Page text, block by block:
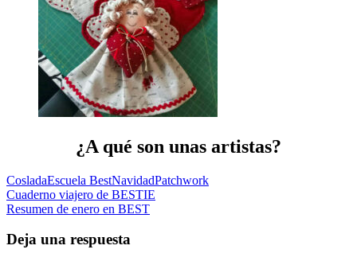
¿A qué son unas artistas?
CosladaEscuela BestNavidadPatchwork
Navegación
de
entradas
Cuaderno viajero de BESTIE
Resumen de enero en BEST
Deja una respuesta